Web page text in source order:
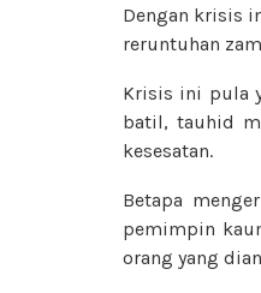
Dengan krisis
reruntuhan
Krisis ini pula
batil, tauhid
kesesatan.
Betapa
pemimpin
orang yang